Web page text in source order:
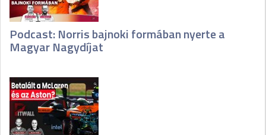
Podcast: Norris bajnoki formában nyerte a
Magyar Nagydíjat